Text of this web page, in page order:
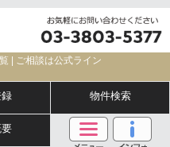
| ご相談は公式ライン
物件検索